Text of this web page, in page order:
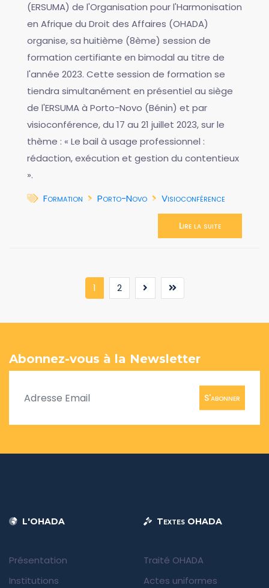
(ERSUMA) de l'Organisation pour l'Harmonisation
en Afrique du Droit des Affaires (OHADA)
organise, sa huitième (8ème) session de
formation certifiante en bimodal au titre de
l'année 2023. Cette session de formation se
tiendra simultanément en présentiel au siège
de l'ERSUMA à Porto-Novo (Bénin) et par
visioconférence, du 17 au 21 juillet 2023, sur le
thème : « Le bail à usage professionnel :
rédaction, exécution et gestion du contentieux
».
Formation
Porto-Novo Visioconférence
Lire la suite
1 (current)
2
Abonnez-vous à la Newsletter
S'abonner
L'OHADA
Présentation
Institutions
Textes OHADA
Traité OHADA
Actes uniformes